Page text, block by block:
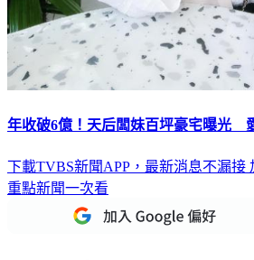
年收破6億！天后闆妹百坪豪宅曝光
下載TVBS新聞APP，最新消息不漏接
重點新聞一次看